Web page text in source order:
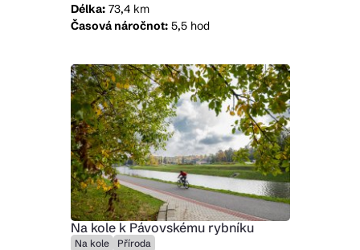
Délka:73,4 km
Časová náročnot:5,5 hod
Na kole k Pávovskému rybníku
Na kole Příroda